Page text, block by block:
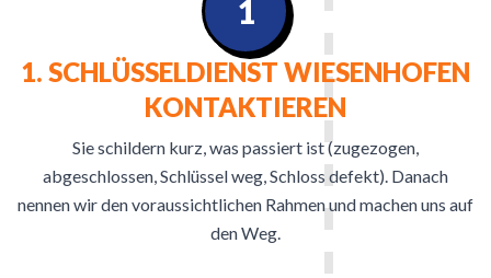
1. SCHLÜSSELDIENST WIESENHOFEN
KONTAKTIEREN
Sie schildern kurz, was passiert ist (zugezogen,
abgeschlossen, Schlüssel weg, Schloss defekt). Danach
nennen wir den voraussichtlichen Rahmen und machen uns auf
den Weg.
1